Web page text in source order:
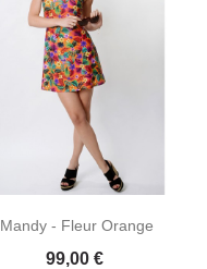
Mandy - Fleur Orange
Prix
99,00 €